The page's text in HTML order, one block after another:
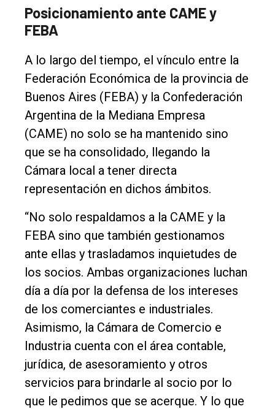
Posicionamiento ante CAME y
FEBA
A lo largo del tiempo, el vínculo entre la
Federación Económica de la provincia de
Buenos Aires (FEBA) y la Confederación
Argentina de la Mediana Empresa
(CAME) no solo se ha mantenido sino
que se ha consolidado, llegando la
Cámara local a tener directa
representación en dichos ámbitos.
“No solo respaldamos a la CAME y la
FEBA sino que también gestionamos
ante ellas y trasladamos inquietudes de
los socios. Ambas organizaciones luchan
día a día por la defensa de los intereses
de los comerciantes e industriales.
Asimismo, la Cámara de Comercio e
Industria cuenta con el área contable,
jurídica, de asesoramiento y otros
servicios para brindarle al socio por lo
que le pedimos que se acerque. Y lo que